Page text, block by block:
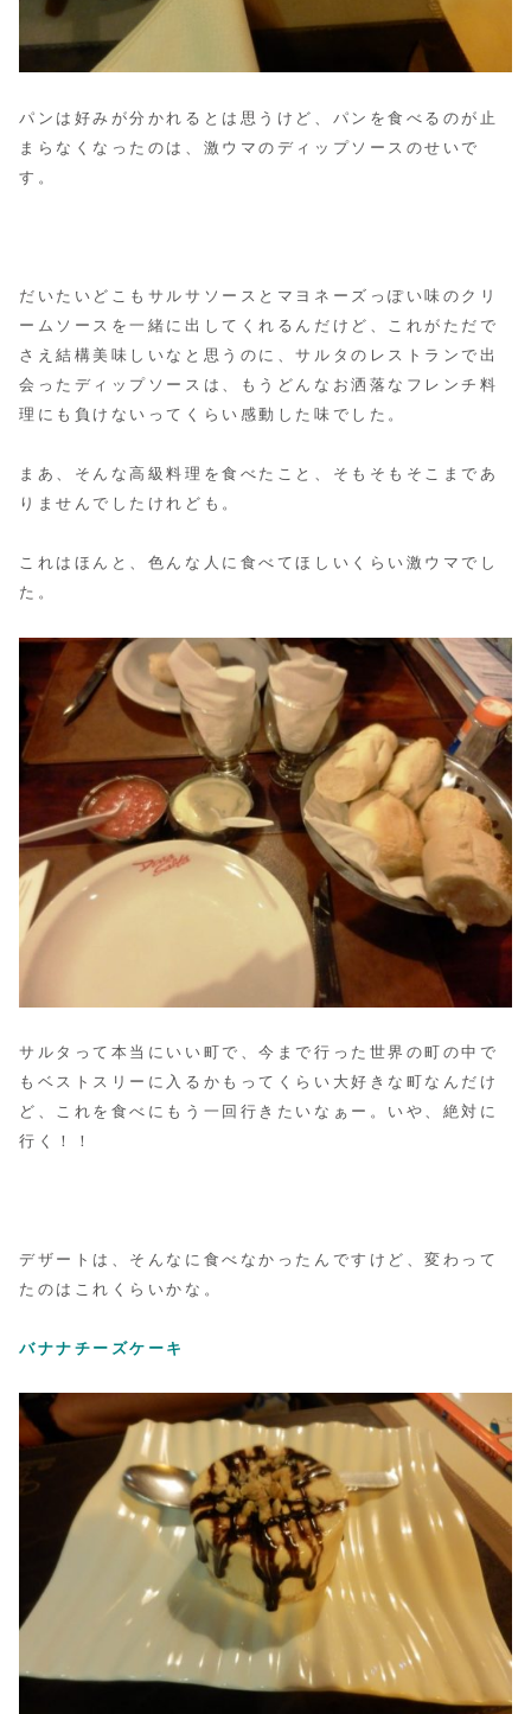
パンは好みが分かれるとは思うけど、パンを食べるのが止
まらなくなったのは、激ウマのディップソースのせいで
す。
だいたいどこもサルサソースとマヨネーズっぽい味のクリ
ームソースを一緒に出してくれるんだけど、 これがただで
さえ結構美味しいなと思うのに、サルタのレストランで出
会ったディップソースは、もうどんなお洒落なフレンチ料
理にも負けないってくらい感動した味でした。
まあ、そんな高級料理を食べたこと、そもそもそこまであ
りませんでしたけれども。
これはほんと、色んな人に食べてほしいくらい激ウマでし
た。
サルタって本当にいい町で、今まで行った世界の町の中で
もベストスリーに入るかもってくらい大好きな町なんだけ
ど、
これを食べにもう一回行きたいなぁー。いや、絶対に
行く！！
デザートは、そんなに食べなかったんですけど、変わって
たのはこれくらいかな。
バナナチーズケーキ